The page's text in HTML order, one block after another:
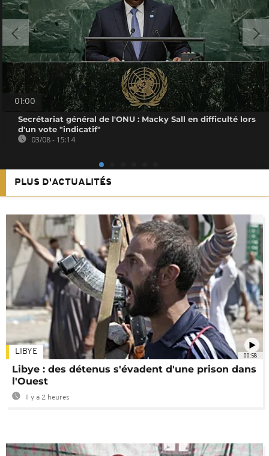
01:00
Secrétariat général de l'ONU : Macky Sall en difficulté lors
d'un vote "indicatif"
03/08 - 15:14
PLUS D'ACTUALITÉS
00:58
LIBYE
Libye : des détenus s'évadent d'une prison dans
l'Ouest
Il y a 2 heures